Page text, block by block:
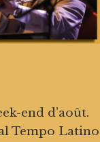
end d’août.
Tempo Latino